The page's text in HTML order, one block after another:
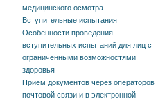
медицинского осмотра
Вступительные испытания
Особенности проведения
вступительных испытаний для лиц с
ограниченными возможностями
здоровья
Прием документов через операторов
почтовой связи и в электронной